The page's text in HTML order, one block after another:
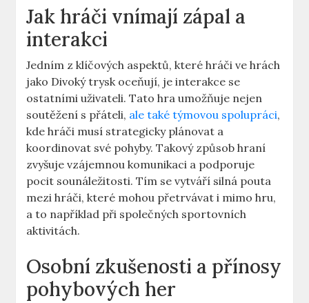
Jak hráči vnímají zápal a
interakci
Jedním z klíčových aspektů, které hráči ve hrách
jako Divoký trysk oceňují, je interakce se
ostatními uživateli. Tato hra umožňuje nejen
soutěžení s přáteli, ale také týmovou spolupráci,
kde hráči musí strategicky plánovat a
koordinovat své pohyby. Takový způsob hraní
zvyšuje vzájemnou komunikaci a podporuje
pocit sounáležitosti. Tím se vytváří silná pouta
mezi hráči, které mohou přetrvávat i mimo hru,
a to například při společných sportovních
aktivitách.
Osobní zkušenosti a přínosy
pohybových her